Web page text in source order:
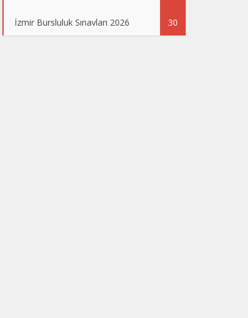
İzmir Bursluluk Sınavları 2026 30